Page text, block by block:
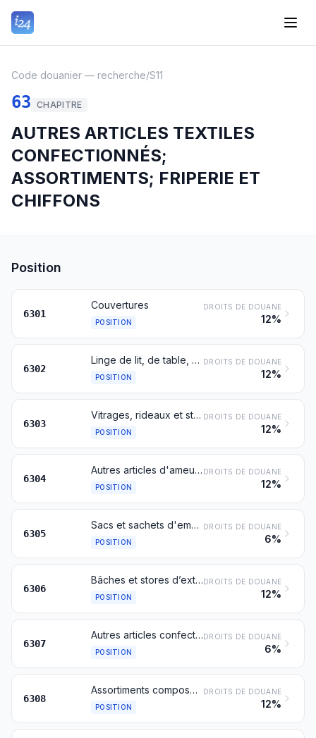
Code douanier — recherche/S11
63 CHAPITRE
AUTRES ARTICLES TEXTILES
CONFECTIONNÉS;
ASSORTIMENTS; FRIPERIE ET
CHIFFONS
Position
6301
Couvertures
POSITION
DROITS DE DOUANE
12%
6302
Linge de lit, de table, de toilette ou de cuisine
POSITION
DROITS DE DOUANE
12%
6303
Vitrages, rideaux et stores d'intérieur; cantonnières et tours de lit
POSITION
DROITS DE DOUANE
12%
6304
Autres articles d'ameublement, à l'exclusion de ceux du no 9404
POSITION
DROITS DE DOUANE
12%
6305
Sacs et sachets d'emballage
POSITION
DROITS DE DOUANE
6%
6306
Bâches et stores d’extérieur; tentes (y compris les tonnelles temporaires et articles similaires); voiles pour embarcations, planches à voile ou chars à voile; articles de campement
POSITION
DROITS DE DOUANE
12%
6307
Autres articles confectionnés, y compris les patrons de vêtements
POSITION
DROITS DE DOUANE
6%
6308
Assortiments composés de pièces de tissus et de fils, même avec accessoires, pour la confection de tapis, de tapisseries, de nappes de table ou de serviettes brodées, ou d'articles textiles similaires, en emballages pour la vente au détail
POSITION
DROITS DE DOUANE
12%